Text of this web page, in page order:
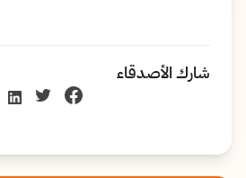
شارك الأصدقاء